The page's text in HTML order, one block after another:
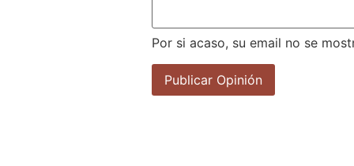
Por si acaso, su email no se